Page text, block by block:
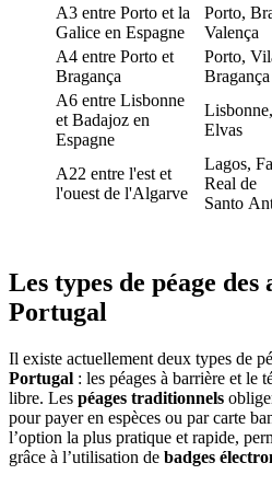
A3 entre Porto et la
Galice en Espagne
Porto,
Valença
A4 entre Porto et
Bragança
Porto,
Bragança
A6 entre Lisbonne
et Badajoz en
Espagne
Elvas
A22 entre l'est et
l'ouest de l'Algarve
Lagos,
Real de
Santo
Les types de péage
Portugal
Il existe actuellement deux types de
Portugal : les péages à barrière et le
libre. Les péages traditionnels
pour payer en espèces ou par carte
l’option la plus pratique et rapide,
grâce à l’utilisation de badges